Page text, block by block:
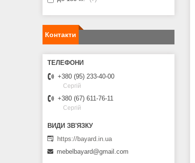
Контакти
+380 (95) 233-40-00
Сергій
+380 (67) 611-76-11
Сергій
https://bayard.in.ua
mebelbayard@gmail.com